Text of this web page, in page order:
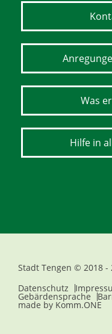
Was
Hilfe in
Stadt Tengen © 2018 -
Datenschutz
Gebärdensprache
made by Komm.ONE